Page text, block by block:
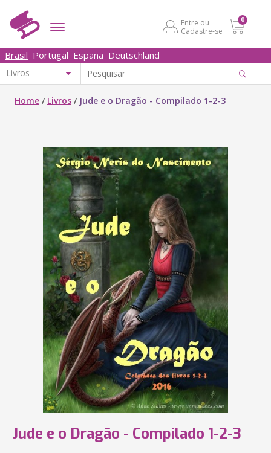
Entre ou
Cadastre-se
0
Brasil Portugal España Deutschland
Home / Livros / Jude e o Dragão - Compilado 1-2-3
Jude e o Dragão - Compilado 1-2-3